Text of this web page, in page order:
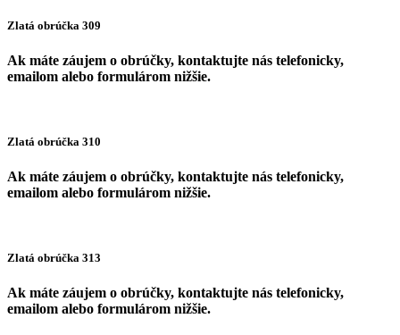
Zlatá obrúčka 309
Ak máte záujem o obrúčky, kontaktujte nás telefonicky,
emailom alebo formulárom nižšie.
Zlatá obrúčka 310
Ak máte záujem o obrúčky, kontaktujte nás telefonicky,
emailom alebo formulárom nižšie.
Zlatá obrúčka 313
Ak máte záujem o obrúčky, kontaktujte nás telefonicky,
emailom alebo formulárom nižšie.